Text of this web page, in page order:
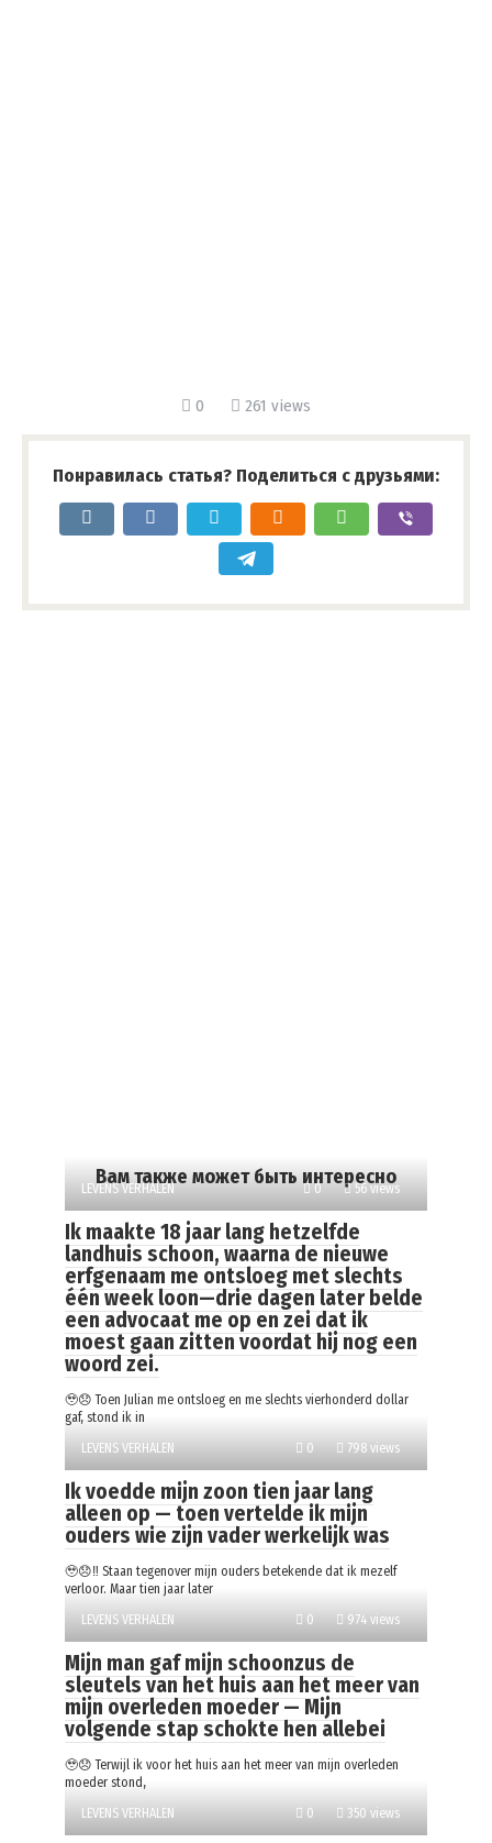
0 261 views
Понравилась статья? Поделиться с друзьями:
Вам также может быть интересно
LEVENS VERHALEN 0 56 views
Ik maakte 18 jaar lang hetzelfde
landhuis schoon, waarna de nieuwe
erfgenaam me ontsloeg met slechts
één week loon—drie dagen later belde
een advocaat me op en zei dat ik
moest gaan zitten voordat hij nog een
woord zei.
🥹😞 Toen Julian me ontsloeg en me slechts vierhonderd dollar
gaf, stond ik in
LEVENS VERHALEN
0 798 views
Ik voedde mijn zoon tien jaar lang
alleen op — toen vertelde ik mijn
ouders wie zijn vader werkelijk was
🥹😞‼️ Staan tegenover mijn ouders betekende dat ik mezelf
verloor. Maar tien jaar later
LEVENS VERHALEN
0 974 views
Mijn man gaf mijn schoonzus de
sleutels van het huis aan het meer van
mijn overleden moeder — Mijn
volgende stap schokte hen allebei
🥹😞 Terwijl ik voor het huis aan het meer van mijn overleden
moeder stond,
LEVENS VERHALEN
0 350 views